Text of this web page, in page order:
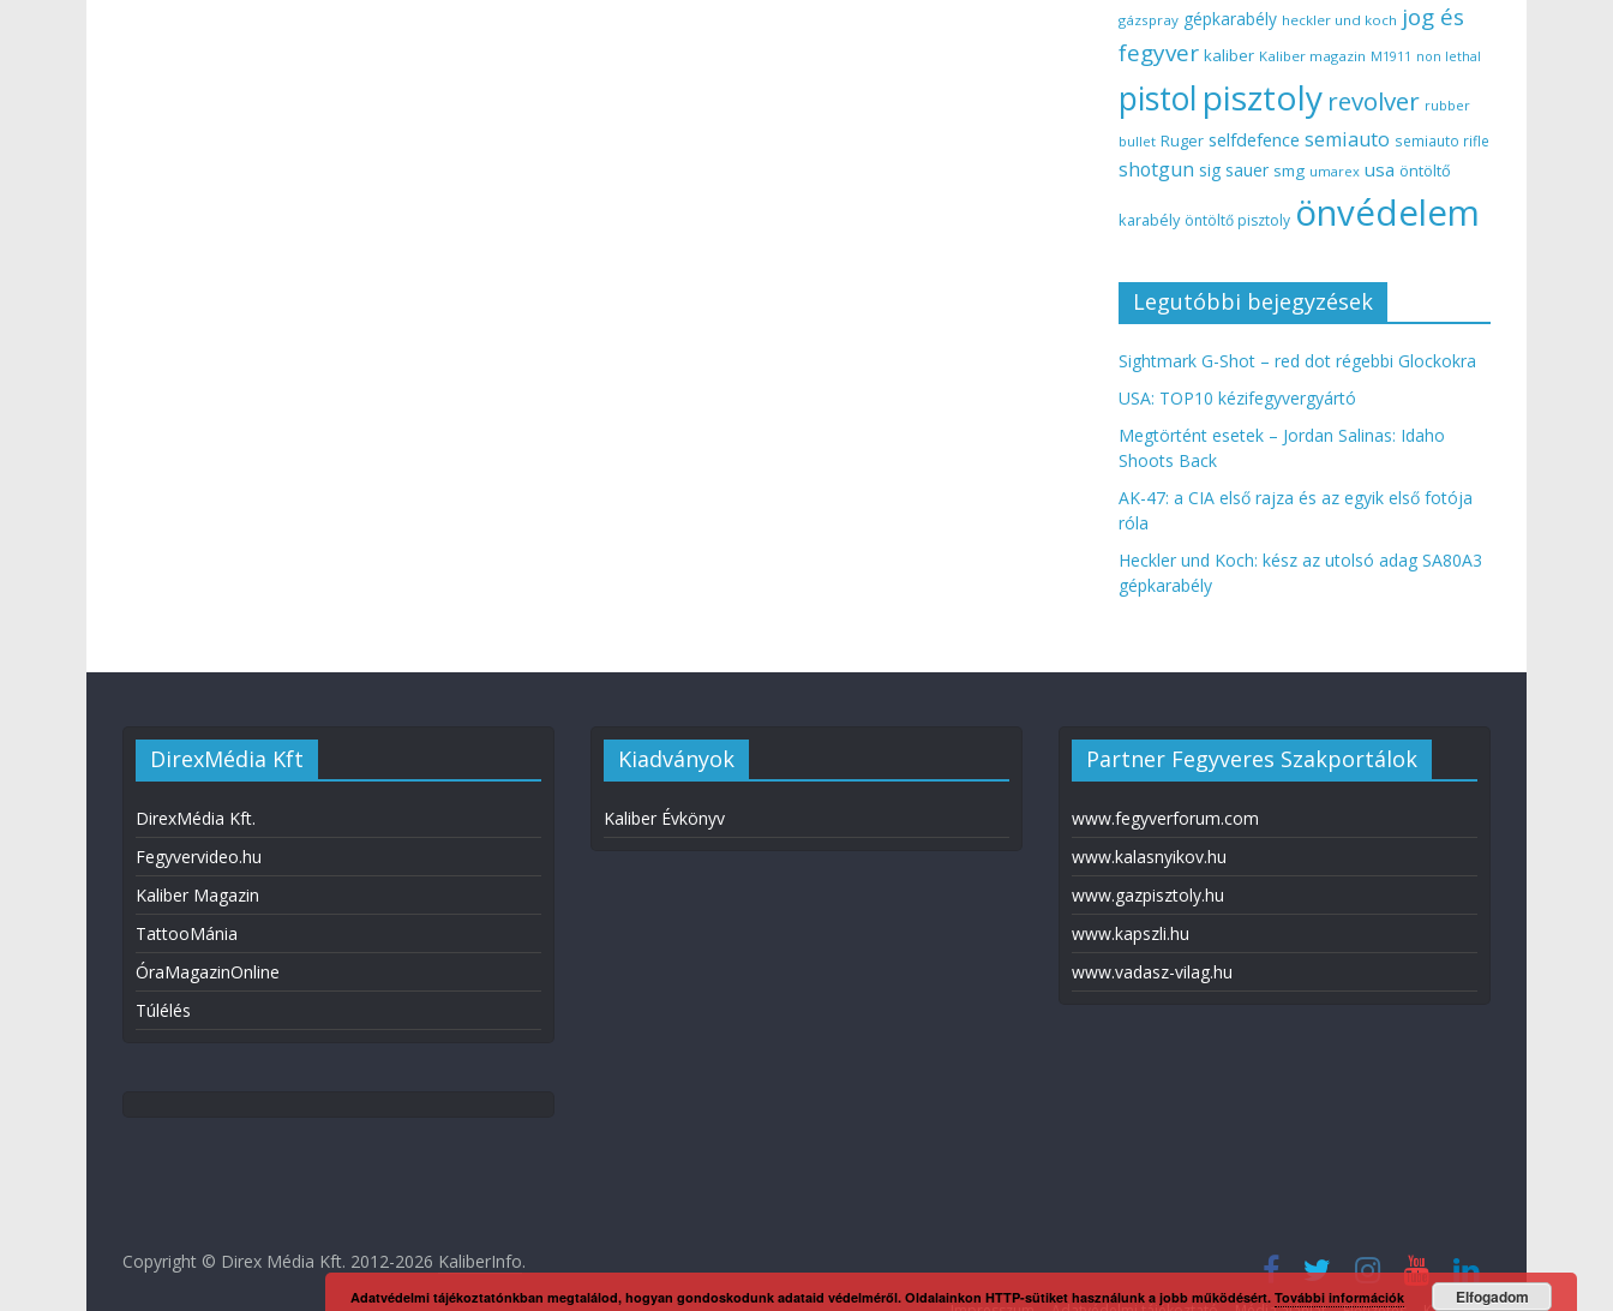
gázspray gépkarabély heckler und koch jog és
fegyver kaliber Kaliber magazin M1911 non lethal
pistol pisztoly revolver rubber
bullet Ruger selfdefence semiauto semiauto rifle
shotgun sig sauer smg umarex usa öntöltő
karabély öntöltő pisztoly önvédelem
Legutóbbi bejegyzések
Sightmark G-Shot – red dot régebbi Glockokra
USA: TOP10 kézifegyvergyártó
Megtörtént esetek – Jordan Salinas: Idaho
Shoots Back
AK-47: a CIA első rajza és az egyik első fotója
róla
Heckler und Koch: kész az utolsó adag SA80A3
gépkarabély
DirexMédia Kft
DirexMédia Kft.
Fegyvervideo.hu
Kaliber Magazin
TattooMánia
ÓraMagazinOnline
Túlélés
Kiadványok
Kaliber Évkönyv
Partner Fegyveres Szakportálok
www.fegyverforum.com
www.kalasnyikov.hu
www.gazpisztoly.hu
www.kapszli.hu
www.vadasz-vilag.hu
Copyright © Direx Média Kft. 2012-2026 KaliberInfo.
Adatvédelmi tájékoztatónkban megtalálod, hogyan gondoskodunk adataid védelméről. Oldalainkon HTTP-sütiket használunk a jobb működésért. További információk Elfogadom